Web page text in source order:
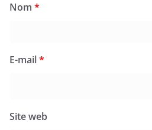
Nom *
E-mail*
Site web